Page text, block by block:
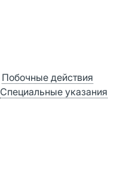
Побочные действия
Специальные указания